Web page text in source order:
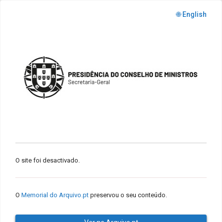
🌐 English
O site foi desactivado.
O Memorial do Arquivo.pt preservou o seu conteúdo.